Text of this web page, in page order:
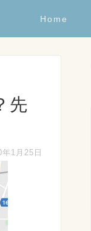
Home
先
年1月25日